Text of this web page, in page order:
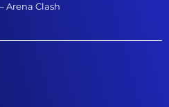
Arena Clash